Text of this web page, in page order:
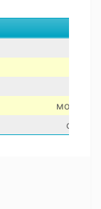
мопс,